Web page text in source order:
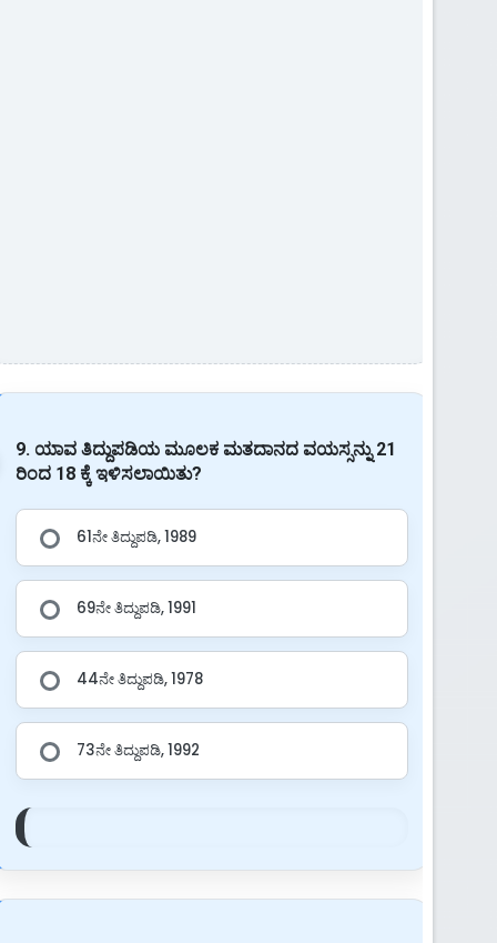
9. ಯಾವ ತಿದ್ದುಪಡಿಯ ಮೂಲಕ ಮತದಾನದ ವಯಸ್ಸನ್ನು 21
ರಿಂದ 18 ಕ್ಕೆ ಇಳಿಸಲಾಯಿತು?
61ನೇ ತಿದ್ದುಪಡಿ, 1989
69ನೇ ತಿದ್ದುಪಡಿ, 1991
44ನೇ ತಿದ್ದುಪಡಿ, 1978
73ನೇ ತಿದ್ದುಪಡಿ, 1992